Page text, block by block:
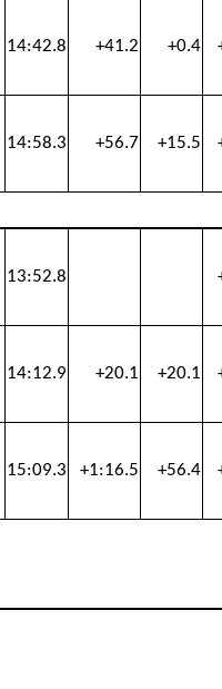
14:42.8 +41.2 +0.4
14:58.3 +56.7 +15.5
13:52.8
14:12.9 +20.1 +20.1
15:09.3 +1:16.5 +56.4